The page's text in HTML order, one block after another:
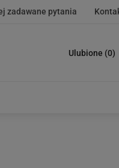
zadawane pytania
Ulubione (0)